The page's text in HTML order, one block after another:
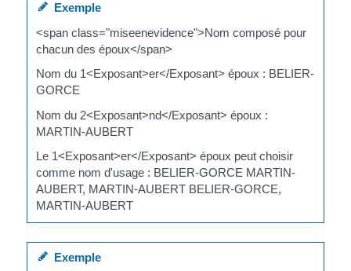
Exemple
<span class="miseenevidence">Nom composé pour
chacun des époux</span>
Nom du 1<Exposant>er</Exposant> époux : BELIER-
GORCE
Nom du 2<Exposant>nd</Exposant> époux :
MARTIN-AUBERT
Le 1<Exposant>er</Exposant> époux peut choisir
comme nom d'usage : BELIER-GORCE MARTIN-
AUBERT, MARTIN-AUBERT BELIER-GORCE,
MARTIN-AUBERT
Exemple